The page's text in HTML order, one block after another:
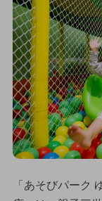
「あそびパーク